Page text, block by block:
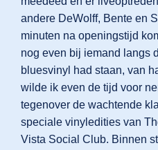
andere DeWolff, Bente en
minuten na openingstijd
nog even bij iemand langs
bluesvinyl had staan, van
wilde ik even de tijd voor
tegenover de wachtende
speciale vinyledities van
Vista Social Club. Binnen